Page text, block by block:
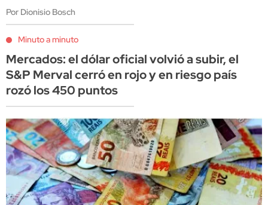
Por Dionisio Bosch
Minuto a minuto
Mercados: el dólar oficial volvió a subir, el
S&P Merval cerró en rojo y en riesgo país
rozó los 450 puntos